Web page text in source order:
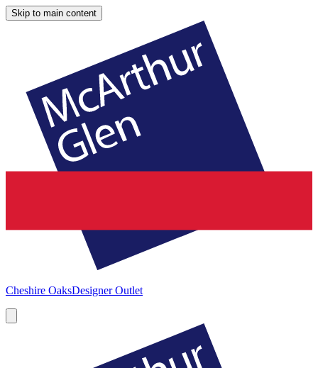
Skip to main content
Cheshire OaksDesigner Outlet